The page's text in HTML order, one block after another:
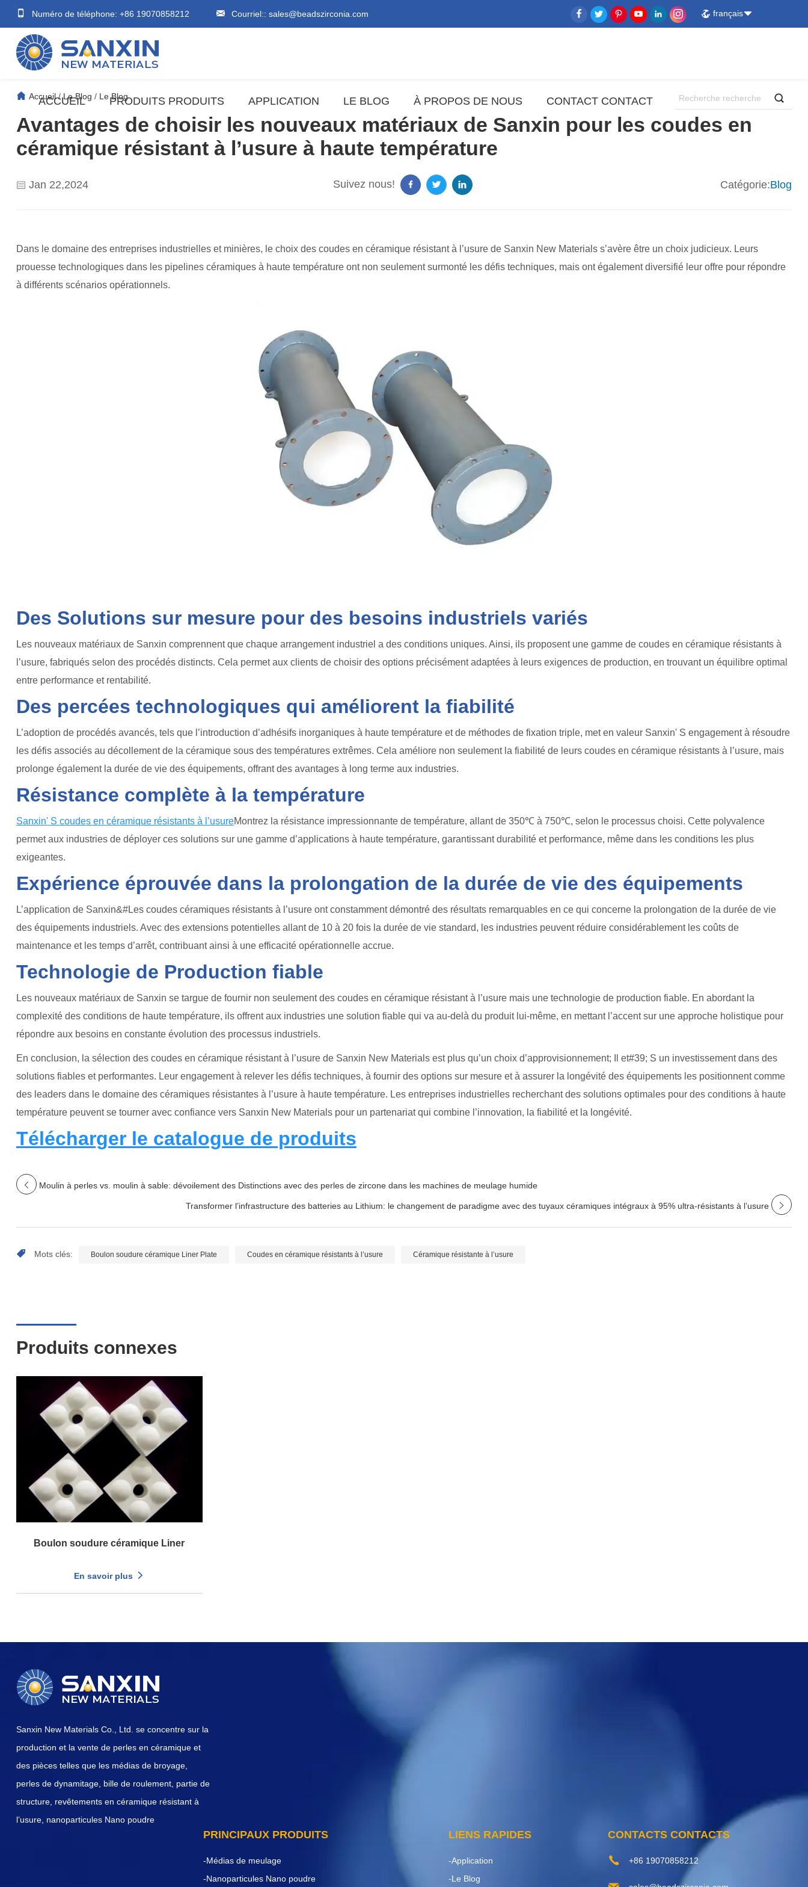
Numéro de téléphone: +86 19070858212 Courriel:: sales@beadszirconia.com français
ACCUEIL PRODUITS PRODUITS APPLICATION LE BLOG À PROPOS DE NOUS CONTACT CONTACT
Accueil/Le Blog / Le Blog
Avantages de choisir les nouveaux matériaux de Sanxin pour les coudes en
céramique résistant à l’usure à haute température
Jan 22,2024 Suivez nous! Catégorie:Blog
Dans le domaine des entreprises industrielles et minières, le choix des coudes en céramique résistant à l’usure de Sanxin New Materials s’avère être un choix judicieux. Leurs
prouesse technologiques dans les pipelines céramiques à haute température ont non seulement surmonté les défis techniques, mais ont également diversifié leur offre pour répondre
à différents scénarios opérationnels.
Des Solutions sur mesure pour des besoins industriels variés
Les nouveaux matériaux de Sanxin comprennent que chaque arrangement industriel a des conditions uniques. Ainsi, ils proposent une gamme de coudes en céramique résistants à
l’usure, fabriqués selon des procédés distincts. Cela permet aux clients de choisir des options précisément adaptées à leurs exigences de production, en trouvant un équilibre optimal
entre performance et rentabilité.
Des percées technologiques qui améliorent la fiabilité
L’adoption de procédés avancés, tels que l’introduction d’adhésifs inorganiques à haute température et de méthodes de fixation triple, met en valeur Sanxin' S engagement à résoudre
les défis associés au décollement de la céramique sous des températures extrêmes. Cela améliore non seulement la fiabilité de leurs coudes en céramique résistants à l’usure, mais
prolonge également la durée de vie des équipements, offrant des avantages à long terme aux industries.
Résistance complète à la température
Sanxin' S coudes en céramique résistants à l’usureMontrez la résistance impressionnante de température, allant de 350℃ à 750℃, selon le processus choisi. Cette polyvalence
permet aux industries de déployer ces solutions sur une gamme d’applications à haute température, garantissant durabilité et performance, même dans les conditions les plus
exigeantes.
Expérience éprouvée dans la prolongation de la durée de vie des équipements
L’application de Sanxin&#Les coudes céramiques résistants à l’usure ont constamment démontré des résultats remarquables en ce qui concerne la prolongation de la durée de vie
des équipements industriels. Avec des extensions potentielles allant de 10 à 20 fois la durée de vie standard, les industries peuvent réduire considérablement les coûts de
maintenance et les temps d’arrêt, contribuant ainsi à une efficacité opérationnelle accrue.
Technologie de Production fiable
Les nouveaux matériaux de Sanxin se targue de fournir non seulement des coudes en céramique résistant à l’usure mais une technologie de production fiable. En abordant la
complexité des conditions de haute température, ils offrent aux industries une solution fiable qui va au-delà du produit lui-même, en mettant l’accent sur une approche holistique pour
répondre aux besoins en constante évolution des processus industriels.
En conclusion, la sélection des coudes en céramique résistant à l’usure de Sanxin New Materials est plus qu’un choix d’approvisionnement; Il et#39; S un investissement dans des
solutions fiables et performantes. Leur engagement à relever les défis techniques, à fournir des options sur mesure et à assurer la longévité des équipements les positionnent comme
des leaders dans le domaine des céramiques résistantes à l’usure à haute température. Les entreprises industrielles recherchant des solutions optimales pour des conditions à haute
température peuvent se tourner avec confiance vers Sanxin New Materials pour un partenariat qui combine l’innovation, la fiabilité et la longévité.
Télécharger le catalogue de produits
Moulin à perles vs. moulin à sable: dévoilement des Distinctions avec des perles de zircone dans les machines de meulage humide
Transformer l’infrastructure des batteries au Lithium: le changement de paradigme avec des tuyaux céramiques intégraux à 95% ultra-résistants à l’usure
Mots clés: Boulon soudure céramique Liner Plate Coudes en céramique résistants à l’usure Céramique résistante à l’usure
Produits connexes
Boulon soudure céramique Liner
En savoir plus
Sanxin New Materials Co., Ltd. se concentre sur la
production et la vente de perles en céramique et
des pièces telles que les médias de broyage,
perles de dynamitage, bille de roulement, partie de
structure, revêtements en céramique résistant à
l’usure, nanoparticules Nano poudre
PRINCIPAUX PRODUITS
-Médias de meulage
-Nanoparticules Nano poudre
LIENS RAPIDES
-Application
-Le Blog
CONTACTS CONTACTS
+86 19070858212